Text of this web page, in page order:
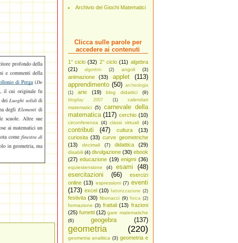
Archivio dei Giochi Matematici
Clicca sulle parole per
accedere ai contenuti
1° ciclo (32) 2° ciclo (11) algebra
(21)
algoritmi (2) angoli (3)
animazione (33) applet
(113)
apprendimento (50) archeologia
(1)
arte (19) blog didattici (9)
blogday 2007 (1)
calendari
matematici
(5)
carnevale della
matematica (117) cerchio (10)
circonferenza (4) classi virtuali (4)
contributi (47) cultura
(13)
curiosita (33) curve geometriche
(13)
decimali (7) didattica (29)
disabili (4) divulgazione (30) ebook
(27) educazione (19) enigmi (36)
equiestensione (4) esami
(48)
esercitazioni
(66)
esercizi
online (13) espressioni (7) eventi
(173) excel (10) fattorizzazione (2)
festivita (30) fibonacci (9) fisica (2)
formazione (3) frattali (13) frazioni
(25) fumetti (12) gare matematiche
(6)
geogebra (137)
geometria (220)
geometria analitica (3) geometria e